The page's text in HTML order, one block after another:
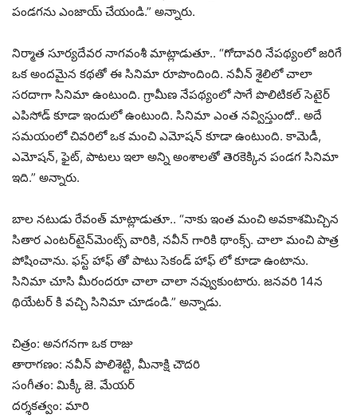
పండగను ఎంజాయ్ చేయండి.” అన్నారు.
నిర్మాత సూర్యదేవర నాగవంశీ మాట్లాడుతూ.. “గోదావరి నేపథ్యంలో జరిగే
ఒక అందమైన కథతో ఈ సినిమా రూపొందింది. నవీన్ శైలిలో చాలా
సరదాగా సినిమా ఉంటుంది. గ్రామీణ నేపథ్యంలో సాగే పొలిటికల్ సెటైర్
ఎపిసోడ్ కూడా ఇందులో ఉంటుంది. సినిమా ఎంత నవ్విస్తుందో.. అదే
సమయంలో చివరిలో ఒక మంచి ఎమోషన్ కూడా ఉంటుంది. కామెడీ,
ఎమోషన్, ఫైట్, పాటలు ఇలా అన్ని అంశాలతో తెరకెక్కిన పండగ సినిమా
ఇది.” అన్నారు.
బాల నటుడు రేవంత్ మాట్లాడుతూ.. “నాకు ఇంత మంచి అవకాశమిచ్చిన
సితార ఎంటర్‌టైన్‌మెంట్స్ వారికి, నవీన్ గారికి థాంక్స్. చాలా మంచి పాత్ర
పోషించాను. ఫస్ట్ హాఫ్ తో పాటు సెకండ్ హాఫ్ లో కూడా ఉంటాను.
సినిమా చూసి మీరందరూ చాలా చాలా నవ్వుకుంటారు. జనవరి 14న
థియేటర్ కి వచ్చి సినిమా చూడండి.” అన్నాడు.
చిత్రం: అనగనగా ఒక రాజు
తారాగణం: నవీన్‌ పొలిశెట్టి, మీనాక్షి చౌదరి
సంగీతం: మిక్కీ జె. మేయర్
దర్శకత్వం: మారి